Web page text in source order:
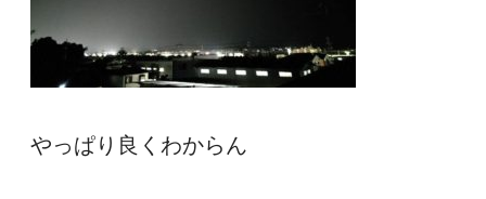
やっぱり良くわからん